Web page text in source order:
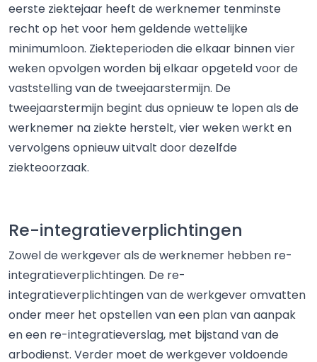
eerste ziektejaar heeft de werknemer tenminste
recht op het voor hem geldende wettelijke
minimumloon. Ziekteperioden die elkaar binnen vier
weken opvolgen worden bij elkaar opgeteld voor de
vaststelling van de tweejaarstermijn. De
tweejaarstermijn begint dus opnieuw te lopen als de
werknemer na ziekte herstelt, vier weken werkt en
vervolgens opnieuw uitvalt door dezelfde
ziekteoorzaak.
Re-integratieverplichtingen
Zowel de werkgever als de werknemer hebben re-
integratieverplichtingen. De re-
integratieverplichtingen van de werkgever omvatten
onder meer het opstellen van een plan van aanpak
en een re-integratieverslag, met bijstand van de
arbodienst. Verder moet de werkgever voldoende